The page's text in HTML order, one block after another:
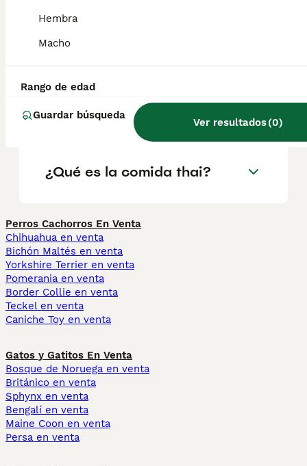
Hembra
Macho
Rango de edad
Guardar búsqueda
Ver resultados(0)
¿Qué es thai?
¿Qué significa thai en
Tailandia?
¿Qué es la comida thai?
Perros Cachorros En Venta
Chihuahua en venta
Bichón Maltés en venta
Yorkshire Terrier en venta
Pomerania en venta
Border Collie en venta
Teckel en venta
Caniche Toy en venta
Gatos y Gatitos En Venta
Bosque de Noruega en venta
Británico en venta
Sphynx en venta
Bengalí en venta
Maine Coon en venta
Persa en venta